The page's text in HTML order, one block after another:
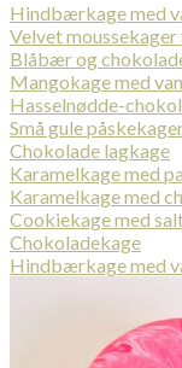
Hindbærkage med
Velvet
Blåbær og
Mangokage med
Hasselnødde-
Små gule
Chokolade lagkage
Karamelkage med
Karamelkage med
Cookiekage med
Chokoladekage
Hindbærkage med